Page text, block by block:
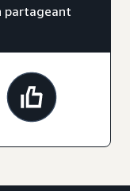
partageant